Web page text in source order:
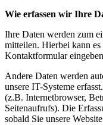
Wie erfassen wir Ihre
Ihre Daten werden zum
mitteilen. Hierbei kann
Kontaktformular
Andere Daten werden
unsere IT-Systeme
(z.B. Internetbrowser,
Seitenaufrufs). Die
sobald Sie unsere